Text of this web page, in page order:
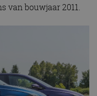
van bouwjaar 2011.